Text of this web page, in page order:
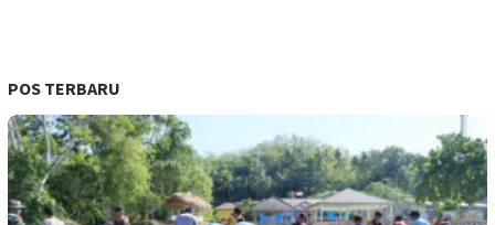
POS TERBARU